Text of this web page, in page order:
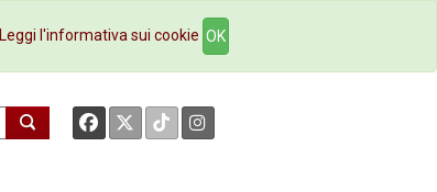
Contatti
Leggi l'informativa sui cookie OK